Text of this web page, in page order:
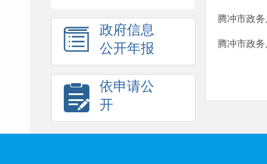
政府信息
公开年报
依申请公
开
腾冲市政
腾冲市政